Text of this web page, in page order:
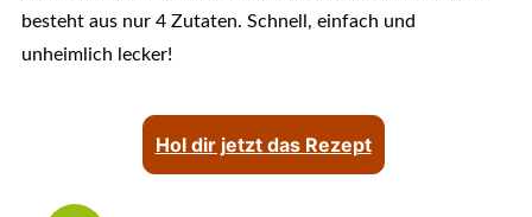
besteht aus nur 4 Zutaten. Schnell, einfach und
unheimlich lecker!
Hol dir jetzt das Rezept